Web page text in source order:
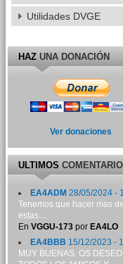
Utilidades DVGE
HAZUNA DONACIÓN
Ver donaciones
ULTIMOS
EA4ADM 28/05/2024 -
Tenemos que hacer mas de
estas....
En VGGU-173por EA4LO
EA4BBB 15/12/2023 -
MUY BUENAS. OS DESEO